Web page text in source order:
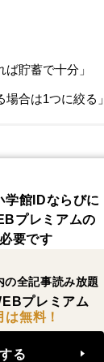
貯蓄で十分」
合は1つに絞る」
学館IDならびに
プレミアムの
要です
の全記事読み放題
プレミアム
無料！
る